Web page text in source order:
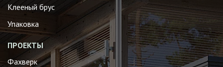
Клееный брус
Упаковка
ПРОЕКТЫ
Фахверк